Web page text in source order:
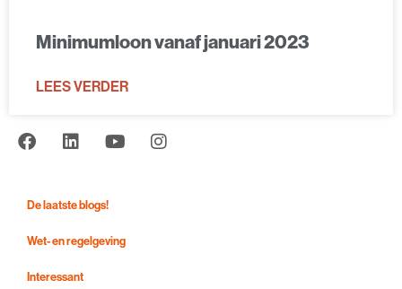
Minimumloon vanaf januari 2023
LEES VERDER
De laatste blogs!
Wet- en regelgeving
Interessant